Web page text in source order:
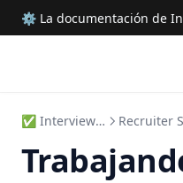
⚙ La documentación de
✅ Interview Ready